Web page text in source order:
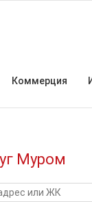
Коммерция
Муром